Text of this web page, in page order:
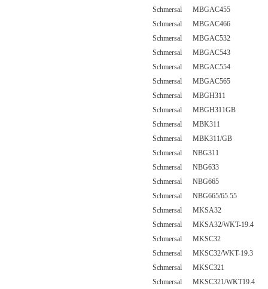
Schmersal MBGAC455
Schmersal MBGAC466
Schmersal MBGAC532
Schmersal MBGAC543
Schmersal MBGAC554
Schmersal MBGAC565
Schmersal MBGH311
Schmersal MBGH311GB
Schmersal MBK311
Schmersal MBK311/GB
Schmersal NBG311
Schmersal NBG633
Schmersal NBG665
Schmersal NBG665/65.55
Schmersal MKSA32
Schmersal MKSA32/WKT-19.4
Schmersal MKSC32
Schmersal MKSC32/WKT-19.3
Schmersal MKSC321
Schmersal MKSC321/WKT19.4